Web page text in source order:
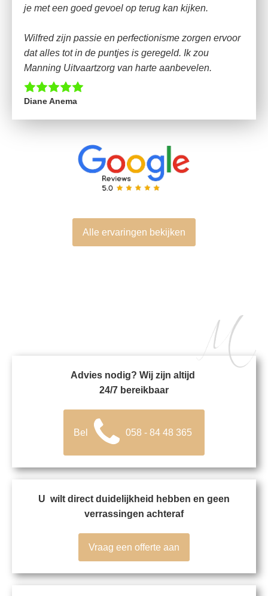
je met een goed gevoel op terug kan kijken.
Wilfred zijn passie en perfectionisme zorgen ervoor
dat alles tot in de puntjes is geregeld. Ik zou
Manning Uitvaartzorg van harte aanbevelen.
Diane Anema
Alle ervaringen bekijken
Advies nodig? Wij zijn altijd
24/7 bereikbaar
Bel 058 - 84 48 365
U wilt direct duidelijkheid hebben en geen
verrassingen achteraf
Vraag een offerte aan